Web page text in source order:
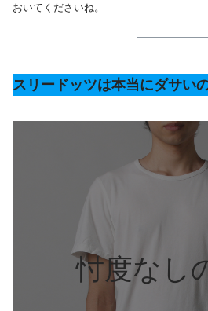
おいてくださいね。
スリードッツは本当にダサい
忖度なし